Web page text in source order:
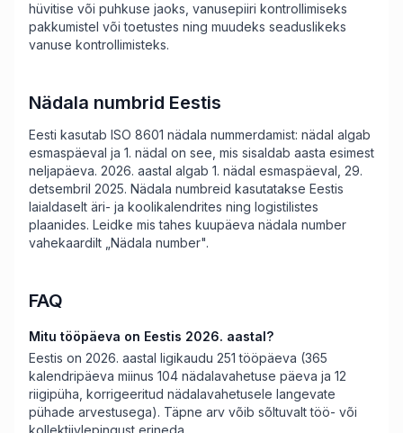
hüvitise või puhkuse jaoks, vanusepiiri kontrollimiseks
pakkumistel või toetustes ning muudeks seaduslikeks
vanuse kontrollimisteks.
Nädala numbrid Eestis
Eesti kasutab ISO 8601 nädala nummerdamist: nädal algab
esmaspäeval ja 1. nädal on see, mis sisaldab aasta esimest
neljapäeva. 2026. aastal algab 1. nädal esmaspäeval, 29.
detsembril 2025. Nädala numbreid kasutatakse Eestis
laialdaselt äri- ja koolikalendrites ning logistilistes
plaanides. Leidke mis tahes kuupäeva nädala number
vahekaardilt „Nädala number".
FAQ
Mitu tööpäeva on Eestis 2026. aastal?
Eestis on 2026. aastal ligikaudu 251 tööpäeva (365
kalendripäeva miinus 104 nädalavahetuse päeva ja 12
riigipüha, korrigeeritud nädalavahetusele langevate
pühade arvestusega). Täpne arv võib sõltuvalt töö- või
kollektiivlepingust erineda.